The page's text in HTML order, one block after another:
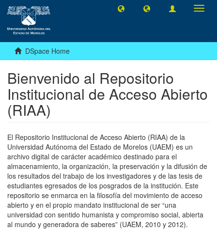
DSpace Home
Bienvenido al Repositorio
Institucional de Acceso Abierto
(RIAA)
El Repositorio Institucional de Acceso Abierto (RIAA) de la
Universidad Autónoma del Estado de Morelos (UAEM) es un
archivo digital de carácter académico destinado para el
almacenamiento, la organización, la preservación y la difusión de
los resultados del trabajo de los investigadores y de las tesis de
estudiantes egresados de los posgrados de la institución. Este
repositorio se enmarca en la filosofía del movimiento de acceso
abierto y en el propio mandato institucional de ser “una
universidad con sentido humanista y compromiso social, abierta
al mundo y generadora de saberes” (UAEM, 2010 y 2012).